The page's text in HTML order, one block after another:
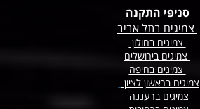
סניפי התקנה
צמיגים בתל אביב
צמיגים בחולון
צמיגים בירושלים
צמיגים בחיפה
צמיגים בראשון לציון
צמיגים ברעננה